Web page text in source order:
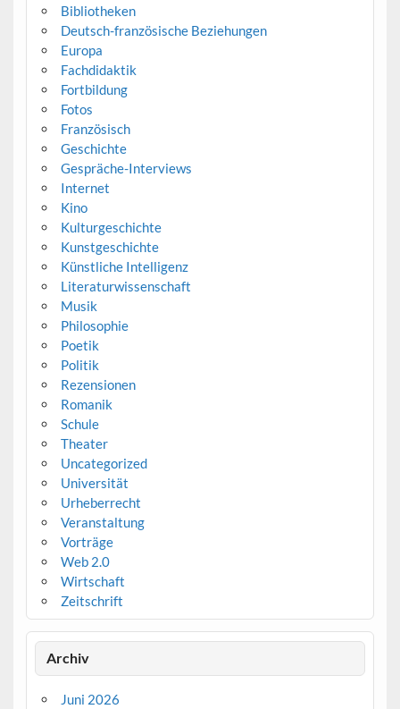
Bibliotheken
Deutsch-französische Beziehungen
Europa
Fachdidaktik
Fortbildung
Fotos
Französisch
Geschichte
Gespräche-Interviews
Internet
Kino
Kulturgeschichte
Kunstgeschichte
Künstliche Intelligenz
Literaturwissenschaft
Musik
Philosophie
Poetik
Politik
Rezensionen
Romanik
Schule
Theater
Uncategorized
Universität
Urheberrecht
Veranstaltung
Vorträge
Web 2.0
Wirtschaft
Zeitschrift
Archiv
Juni 2026